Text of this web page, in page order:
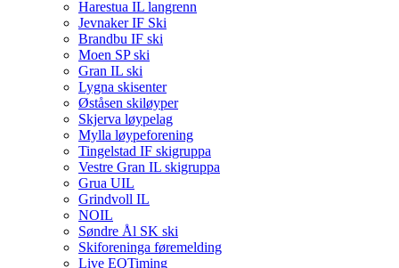
Harestua IL langrenn
Jevnaker IF Ski
Brandbu IF ski
Moen SP ski
Gran IL ski
Lygna skisenter
Øståsen skiløyper
Skjerva løypelag
Mylla løypeforening
Tingelstad IF skigruppa
Vestre Gran IL skigruppa
Grua UIL
Grindvoll IL
NOIL
Søndre Ål SK ski
Skiforeninga føremelding
Live EQTiming